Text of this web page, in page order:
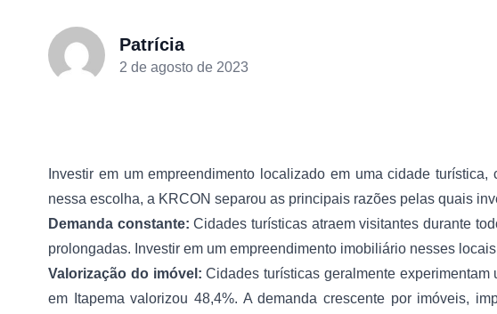
Patrícia
2 de agosto de 2023
Investir em um empreendimento localizado em uma cidade
nessa escolha, a KRCON separou as principais razões pelas quais
Demanda constante:Cidades turísticas atraem visitantes durante
prolongadas. Investir em um empreendimento imobiliário nesses
Valorização do imóvel: Cidades turísticas geralmente
em Itapema valorizou 48,4%. A demanda crescente por imóveis,